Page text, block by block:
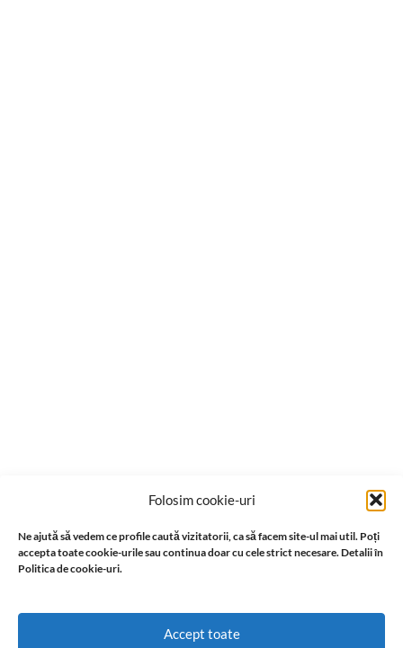
Folosim cookie-uri
Ne ajută să vedem ce profile caută vizitatorii, ca să facem site-ul mai util. Poți
accepta toate cookie-urile sau continua doar cu cele strict necesare. Detalii în
Politica de cookie-uri.
Accept toate